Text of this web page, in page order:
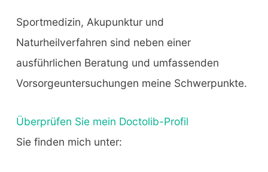
Sportmedizin, Akupunktur und
Naturheilverfahren sind neben einer
ausführlichen Beratung und umfassenden
Vorsorgeuntersuchungen meine Schwerpunkte.
Überprüfen Sie mein Doctolib-Profil
Sie finden mich unter: